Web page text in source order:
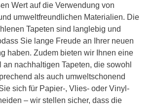
Wert auf die Verwendung von
umweltfreundlichen Materialien. Die
Tapeten sind langlebig und
Sie lange Freude an Ihrer neuen
haben. Zudem bieten wir Ihnen eine
nachhaltigen Tapeten, die sowohl
als auch umweltschonend
sich für Papier-, Vlies- oder Vinyl-
– wir stellen sicher, dass die